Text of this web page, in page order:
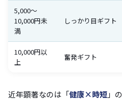
5,000〜
10,000円未
満
しっかり目ギフト
10,000円以
上
奮発ギフト
近年顕著なのは「健康×時短」